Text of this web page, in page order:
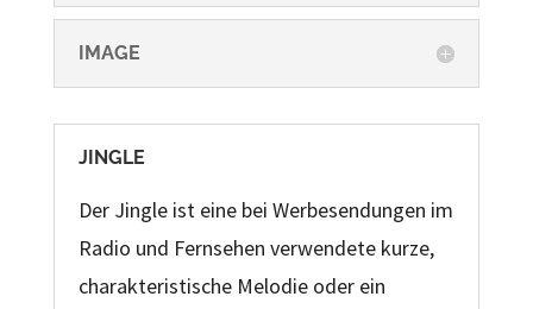
IMAGE
JINGLE
Der Jingle ist eine bei Werbesendungen im
Radio und Fernsehen verwendete kurze,
charakteristische Melodie oder ein